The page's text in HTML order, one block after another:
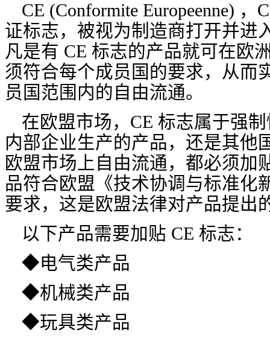
CE (Conformite Europeenne)
证标志，被视为制造商打开并进
凡是有 CE 标志的产品就可在欧
须符合每个成员国的要求，从而
员国范围内的自由流通。
在欧盟市场，CE 标志属于强
内部企业生产的产品，还是其他
欧盟市场上自由流通，都必须加
品符合欧盟《技术协调与标准化
要求，这是欧盟法律对产品提出
以下产品需要加贴 CE 标志：
◆电气类产品
◆机械类产品
◆玩具类产品